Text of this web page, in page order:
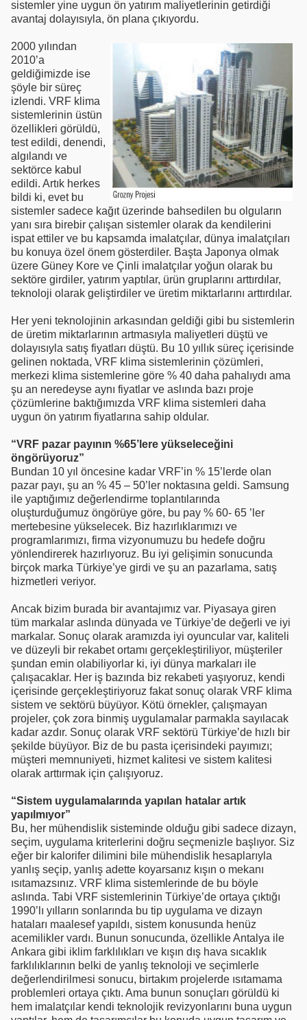
sistemler yine uygun ön yatırım maliyetlerinin getirdiği
avantaj dolayısıyla, ön plana çıkıyordu.
2000 yılından
2010’a
geldiğimizde ise
şöyle bir süreç
izlendi. VRF klima
sistemlerinin üstün
özellikleri görüldü,
test edildi, denendi,
algılandı ve
sektörce kabul
edildi. Artık herkes
bildi ki, evet bu
sistemler sadece kağıt üzerinde bahsedilen bu olguların
yanı sıra birebir çalışan sistemler olarak da kendilerini
ispat ettiler ve bu kapsamda imalatçılar, dünya imalatçıları
bu konuya özel önem gösterdiler. Başta Japonya olmak
üzere Güney Kore ve Çinli imalatçılar yoğun olarak bu
sektöre girdiler, yatırım yaptılar, ürün gruplarını arttırdılar,
teknoloji olarak geliştirdiler ve üretim miktarlarını arttırdılar.
Her yeni teknolojinin arkasından geldiği gibi bu sistemlerin
de üretim miktarlarının artmasıyla maliyetleri düştü ve
dolayısıyla satış fiyatları düştü. Bu 10 yıllık süreç içerisinde
gelinen noktada, VRF klima sistemlerinin çözümleri,
merkezi klima sistemlerine göre % 40 daha pahalıydı ama
şu an neredeyse aynı fiyatlar ve aslında bazı proje
çözümlerine baktığımızda VRF klima sistemleri daha
uygun ön yatırım fiyatlarına sahip oldular.
“VRF pazar payının %65’lere yükseleceğini
öngörüyoruz”
Bundan 10 yıl öncesine kadar VRF’in % 15’lerde olan
pazar payı, şu an % 45 – 50’ler noktasına geldi. Samsung
ile yaptığımız değerlendirme toplantılarında
oluşturduğumuz öngörüye göre, bu pay % 60- 65 ’ler
mertebesine yükselecek. Biz hazırlıklarımızı ve
programlarımızı, firma vizyonumuzu bu hedefe doğru
yönlendirerek hazırlıyoruz. Bu iyi gelişimin sonucunda
birçok marka Türkiye’ye girdi ve şu an pazarlama, satış
hizmetleri veriyor.
Ancak bizim burada bir avantajımız var. Piyasaya giren
tüm markalar aslında dünyada ve Türkiye’de değerli ve iyi
markalar. Sonuç olarak aramızda iyi oyuncular var, kaliteli
ve düzeyli bir rekabet ortamı gerçekleştiriliyor, müşteriler
şundan emin olabiliyorlar ki, iyi dünya markaları ile
çalışacaklar. Her iş bazında biz rekabeti yaşıyoruz, kendi
içerisinde gerçekleştiriyoruz fakat sonuç olarak VRF klima
sistem ve sektörü büyüyor. Kötü örnekler, çalışmayan
projeler, çok zora binmiş uygulamalar parmakla sayılacak
kadar azdır. Sonuç olarak VRF sektörü Türkiye’de hızlı bir
şekilde büyüyor. Biz de bu pasta içerisindeki payımızı;
müşteri memnuniyeti, hizmet kalitesi ve sistem kalitesi
olarak arttırmak için çalışıyoruz.
“Sistem uygulamalarında yapılan hatalar artık
yapılmıyor”
Bu, her mühendislik sisteminde olduğu gibi sadece dizayn,
seçim, uygulama kriterlerini doğru seçmenizle başlıyor. Siz
eğer bir kalorifer dilimini bile mühendislik hesaplarıyla
yanlış seçip, yanlış adette koyarsanız kışın o mekanı
ısıtamazsınız. VRF klima sistemlerinde de bu böyle
aslında. Tabi VRF sistemlerinin Türkiye’de ortaya çıktığı
1990’lı yılların sonlarında bu tip uygulama ve dizayn
hataları maalesef yapıldı, sistem konusunda henüz
acemilikler vardı. Bunun sonucunda, özellikle Antalya ile
Ankara gibi iklim farklılıkları ve kışın dış hava sıcaklık
farklılıklarının belki de yanlış teknoloji ve seçimlerle
değerlendirilmesi sonucu, birtakım projelerde ısıtamama
problemleri ortaya çıktı. Ama bunun sonuçları görüldü ki
hem imalatçılar kendi teknolojik revizyonlarını buna uygun